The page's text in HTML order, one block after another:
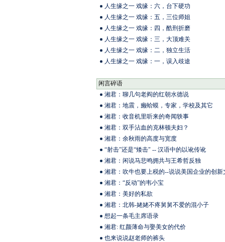
人生缘之一 戏缘：六，台下硬功
人生缘之一 戏缘：五，三位师姐
人生缘之一 戏缘：四，酷刑折磨
人生缘之一 戏缘：三，大顶难关
人生缘之一 戏缘：二，独立生活
人生缘之一 戏缘：一，误入歧途
闲言碎语
湘君：聊几句老阎的红朝水德说
湘君：地震，癞蛤蟆，专家，学校及其它
湘君：收音机里听来的奇闻轶事
湘君：双手沾血的克林顿夫妇？
湘君：余秋雨的高度与宽度
“射击”还是“矮击" -- 汉语中的以讹传讹
湘君：闲说马悲鸣拥共与王希哲反独
湘君：吹牛也要上税的--说说美国企业的创新
湘君：“反动”的韦小宝
湘君：美好的私欲
湘君：北韩-姥姥不疼舅舅不爱的混小子
想起一条毛主席语录
湘君: 红颜薄命与娶美女的代价
也来说说赵老师的裤头